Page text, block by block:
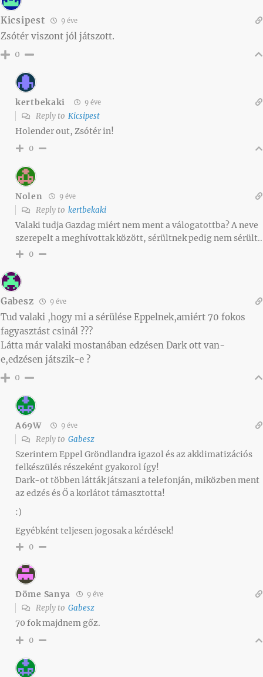
Kicsipest 9 éve
Zsótér viszont jól játszott.
0
kertbekaki 9 éve
Reply to Kicsipest
Holender out, Zsótér in!
0
Nolen 9 éve
Reply to kertbekaki
Valaki tudja Gazdag miért nem ment a válogatottba? A neve
szerepelt a meghívottak között, sérültnek pedig nem sérült..
0
Gabesz 9 éve
Tud valaki ,hogy mi a sérülése Eppelnek,amiért 70 fokos
fagyasztást csinál ???
Látta már valaki mostanában edzésen Dark ott van-
e,edzésen játszik-e ?
0
A69W 9 éve
Reply to Gabesz
Szerintem Eppel Gröndlandra igazol és az akklimatizációs
felkészülés részeként gyakorol így!
Dark-ot többen látták játszani a telefonján, miközben ment
az edzés és Ő a korlátot támasztotta!
:)
Egyébként teljesen jogosak a kérdések!
0
Döme Sanya 9 éve
Reply to Gabesz
70 fok majdnem gőz.
0